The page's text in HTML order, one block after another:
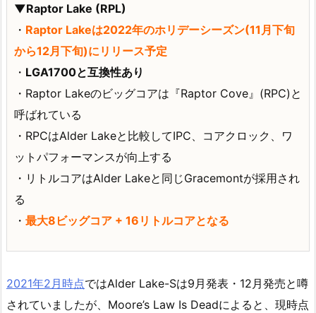
▼Raptor Lake (RPL)
・ Raptor Lakeは2022年のホリデーシーズン(11月下旬
から12月下旬)にリリース予定
・ LGA1700と互換性あり
・Raptor Lakeのビッグコアは『Raptor Cove』(RPC)と
呼ばれている
・RPCはAlder Lakeと比較してIPC、コアクロック、ワ
ットパフォーマンスが向上する
・リトルコアはAlder Lakeと同じGracemontが採用され
る
・ 最大8ビッグコア + 16リトルコアとなる
2021年2月時点ではAlder Lake-Sは9月発表・12月発売と噂
されていましたが、Moore’s Law Is Deadによると、現時点